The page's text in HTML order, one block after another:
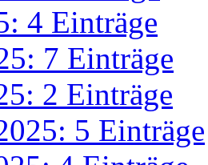
4 Einträge
7 Einträge
2 Einträge
5 Einträge